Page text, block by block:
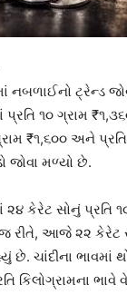
ટ્રેન્ડ
પ્રતિ ૧૦ ગ્રામ
₹૧,૬૦૦ અને
જોવા મળ્યો છે.
૨૪ કેરેટ સોનું પ્રતિ
જ રીતે, આજે ૨૨ કેરેટ
ચાંદીના ભાવમાં
કિલોગ્રામના ભાવે